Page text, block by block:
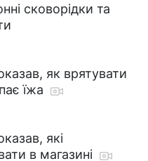
сковорідки та
як врятувати
їжа
які
в магазині